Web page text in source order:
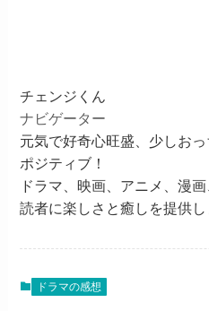
チェンジくん
ナビゲーター
元気で好奇心旺盛、少しお
ポジティブ！
ドラマ、映画、アニメ、漫
読者に楽しさと癒しを提供し
ドラマの感想